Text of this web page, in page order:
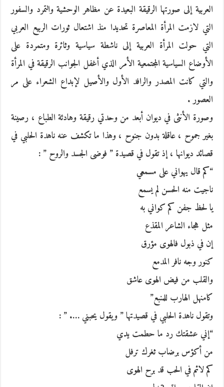
العربية إلى صورتها الرقيقة البعيدة عن مظاهر الوحشية والتمرد والسفور
التي لازمت المرأة المعاصرة تحديدا منذ اشتعال ثورات الربيع العربي
التي حولت المرأة العربية إلى ناشطة سياسية وثائرة ومتمردة على
الأوضاع السياسية المجتمعية الأمر الذي أغفل الجوانب الرقيقة في المرأة
والتي كانت المصدر والرافد الأول والأصيل لإبداع الشعراء على مر
العصور .
وصورة الأنثى في ديوان أبعد من وحدتي رقيقة وهادئة الطباع ، رصينة
بغير جموح ، عاقلة بدون جنوح ، وهذا ما تكشف عنه ناهدة الحلبي في
قصائد ديوانها ، إذ تقول في قصيدة ” فوضى الجسد والروح ” :
“كم قال يهواني على مسمعي
ناجيت منه الحسن لم يسمع
يا لحظ جفن كم كواني به
مثل هجاء الشاعر المقذع
إن في ذبول فالهوى مؤرق
كنور وجه نافر المدمع
والقلب من فيض الهوى عاشق
كامنهل الهارب للمنبع”
وتقول ناهدة الحلبي في قصيدتها ” ويقول يحبني …. ” :
“إني عشقتك رد ما حطمت يدي
من أكؤس برضاب ثغرك ترفل
كم لائم في الحب قد برح الهوى